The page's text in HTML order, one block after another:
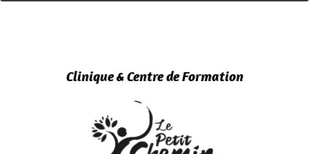
Clinique & Centre de Formation